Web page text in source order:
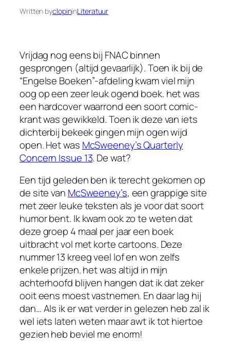
Written byclopininLiteratuur
Vrijdag nog eens bij FNAC binnen
gesprongen (altijd gevaarlijk). Toen ik bij de
“Engelse Boeken”-afdeling kwam viel mijn
oog op een zeer leuk ogend boek. het was
een hardcover waarrond een soort comic-
krant was gewikkeld. Toen ik deze van iets
dichterbij bekeek gingen mijn ogen wijd
open. Het was McSweeney’s Quarterly
Concern Issue 13. De wat?
Een tijd geleden ben ik terecht gekomen op
de site van McSweeney’s, een grappige site
met zeer leuke teksten als je voor dat soort
humor bent. Ik kwam ook zo te weten dat
deze groep 4 maal per jaar een boek
uitbracht vol met korte cartoons. Deze
nummer 13 kreeg veel lof en won zelfs
enkele prijzen. het was altijd in mijn
achterhoofd blijven hangen dat ik dat zeker
ooit eens moest vastnemen. En daar lag hij
dan… Als ik er wat verder in gelezen heb zal ik
wel iets laten weten maar awt ik tot hiertoe
gezien heb beviel me enorm!